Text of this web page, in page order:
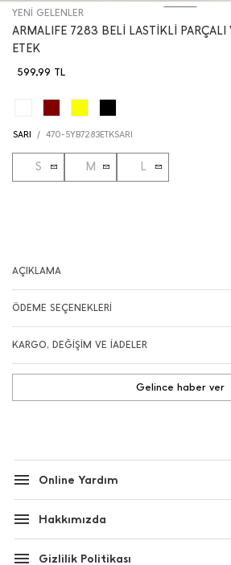
YENİ GELENLER
ARMALIFE 7283 BELİ LASTİKLİ PARÇALI
ETEK
599,99 TL
S M L
SARI / 470-5YB7283ETKSARI
Gelince haber ver
AÇIKLAMA
ÖDEME SEÇENEKLERİ
KARGO, DEĞİŞİM VE İADELER
Online Yardım
Hakkımızda
Gizlilik Politikası